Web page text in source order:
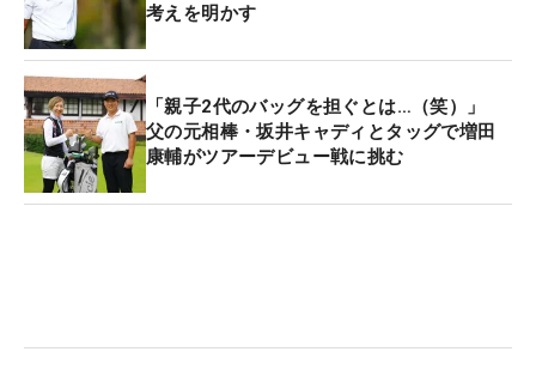
考えを明かす
「親子2代のバッグを担ぐとは…（笑）」
父の元相棒・坂井キャディとタッグで増田
康輔がツアーデビュー戦に挑む